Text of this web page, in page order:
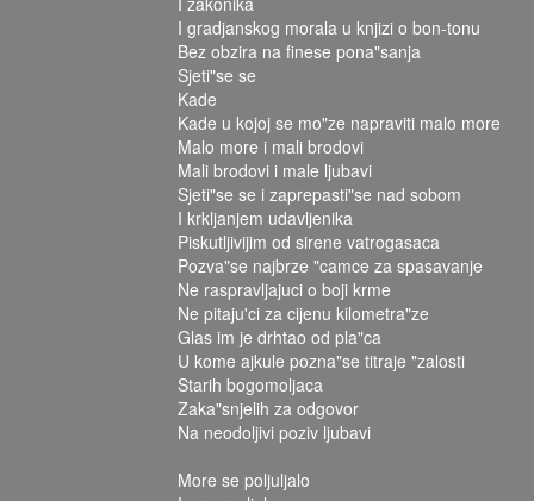
I gradjanskog morala u knjizi o bon-tonu
Bez obzira na finese pona"sanja
Sjeti"se se
Kade
Kade u kojoj se mo"ze napraviti malo more
Malo more i mali brodovi
Mali brodovi i male ljubavi
Sjeti"se se i zaprepasti"se nad sobom
I krkljanjem udavljenika
Piskutljivijim od sirene vatrogasaca
Pozva"se najbrze "camce za spasavanje
Ne raspravljajuci o boji krme
Ne pitaju'ci za cijenu kilometra"ze
Glas im je drhtao od pla"ca
U kome ajkule pozna"se titraje "zalosti
Starih bogomoljaca
Zaka"snjelih za odgovor
Na neodoljivi poziv ljubavi
More se poljuljalo